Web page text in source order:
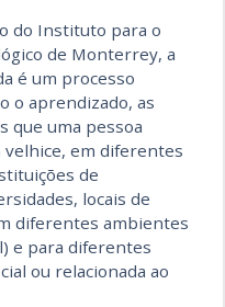
do Instituto para o
de Monterrey, a
é um processo
o aprendizado, as
que uma pessoa
velhice, em diferentes
de
locais de
diferentes ambientes
e para diferentes
ou relacionada ao